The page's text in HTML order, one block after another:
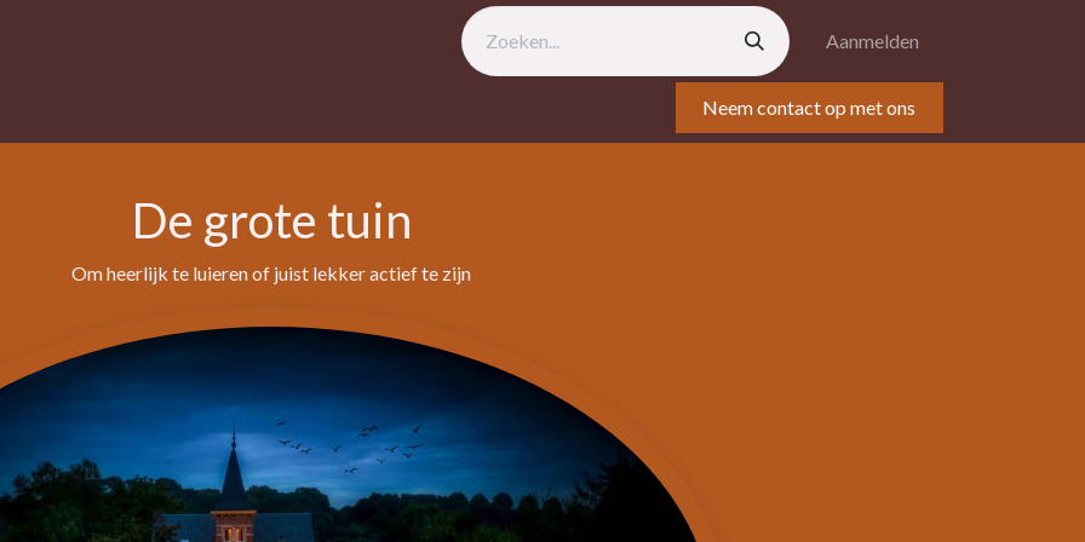
Aanmelden
Eten & catering belangstelling Blog
Neem contact op met ons
De grote tuin
Om heerlijk te luieren of juist lekker actief te zijn